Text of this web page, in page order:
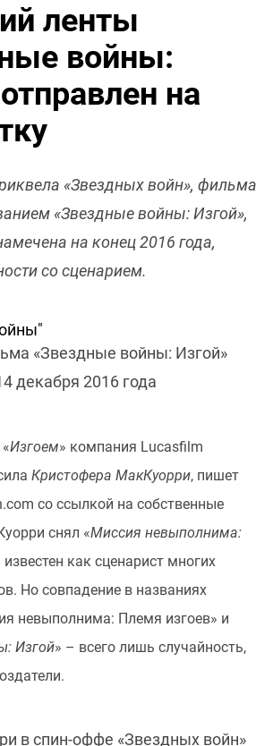
ленты
войны:
на
«Звездных войн», фильма
«Звездные войны: Изгой»,
на конец 2016 года,
со сценарием.
«Звездные войны: Изгой»
декабря 2016 года
Изгоем» компания Lucasfilm
Кристофера МакКуорри, пишет
со ссылкой на собственные
снял «Миссия невыполнима:
известен как сценарист многих
Но совпадение в названиях
невыполнима: Племя изгоев» и
Изгой» – всего лишь случайность,
в спин-оффе «Звездных войн»